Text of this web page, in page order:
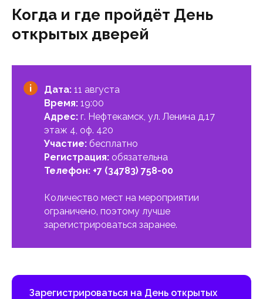
Когда и где пройдёт День
открытых дверей
Дата: 11 августа
Время: 19:00
Адрес: г. Нефтекамск, ул. Ленина д.17
этаж 4, оф. 420
Участие: бесплатно
Регистрация: обязательна
Телефон: +7 (34783) 758-00
Количество мест на мероприятии
ограничено, поэтому лучше
зарегистрироваться заранее.
Зарегистрироваться на День открытых